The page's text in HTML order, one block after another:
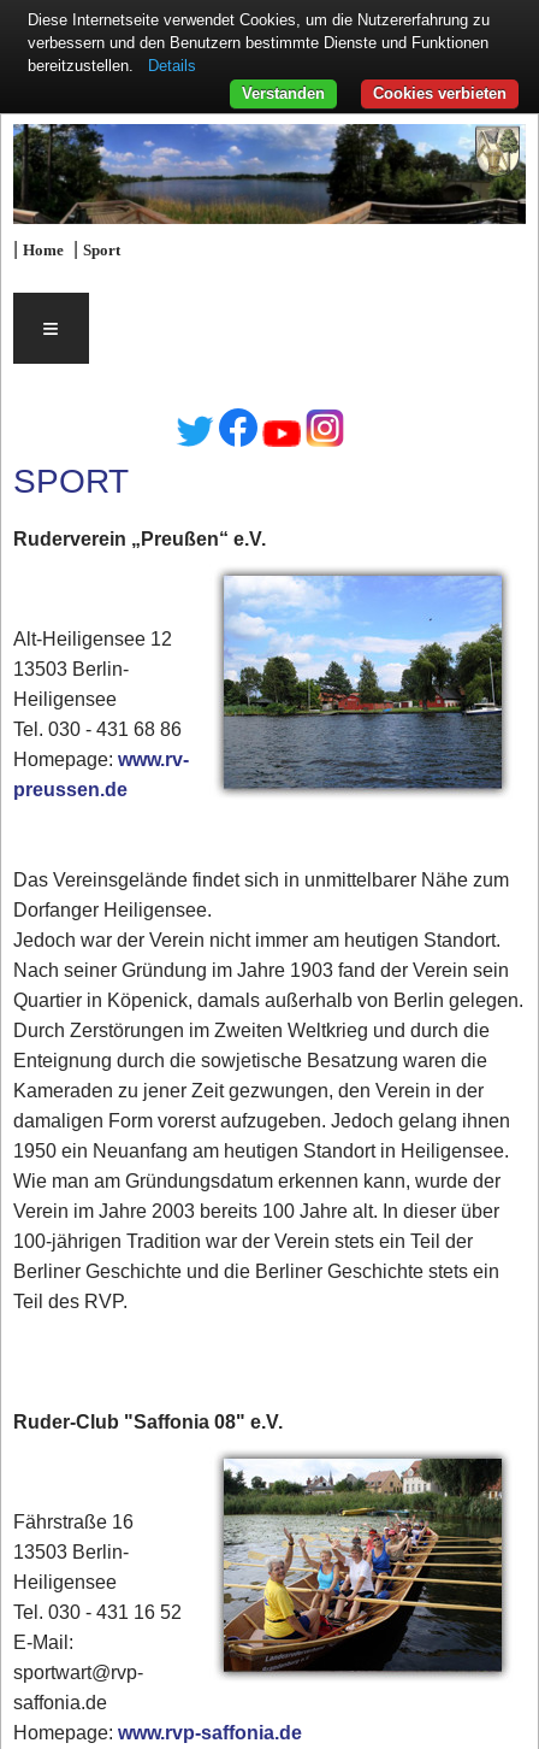
|Home |Sport
≡
SPORT
Ruderverein „Preußen“ e.V.
Alt-Heiligensee 12
13503 Berlin-
Heiligensee
Tel. 030 - 431 68 86
Homepage:www.rv-
preussen.de
Das Vereinsgelände findet sich in unmittelbarer Nähe zum
Dorfanger Heiligensee.
Jedoch war der Verein nicht immer am heutigen Standort.
Nach seiner Gründung im Jahre 1903 fand der Verein sein
Quartier in Köpenick, damals außerhalb von Berlin gelegen.
Durch Zerstörungen im Zweiten Weltkrieg und durch die
Enteignung durch die sowjetische Besatzung waren die
Kameraden zu jener Zeit gezwungen, den Verein in der
damaligen Form vorerst aufzugeben. Jedoch gelang ihnen
1950 ein Neuanfang am heutigen Standort in Heiligensee.
Wie man am Gründungsdatum erkennen kann, wurde der
Verein im Jahre 2003 bereits 100 Jahre alt. In dieser über
100-jährigen Tradition war der Verein stets ein Teil der
Berliner Geschichte und die Berliner Geschichte stets ein
Teil des RVP.
Ruder-Club "Saffonia 08" e.V.
Fährstraße 16
13503 Berlin-
Heiligensee
Tel. 030 - 431 16 52
E-Mail:
sportwart@rvp-
saffonia.de
Homepage:www.rvp-saffonia.de
Diese Internetseite verwendet Cookies, um die Nutzererfahrung zu
verbessern und den Benutzern bestimmte Dienste und Funktionen
bereitzustellen.
Details
Cookies verbieten
Verstanden